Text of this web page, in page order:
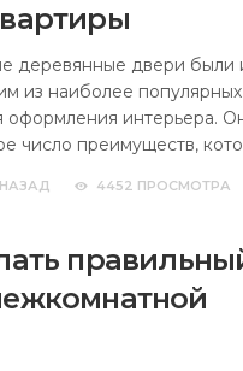
деревянные двери были
из наиболее популярных
оформления интерьера.
число преимуществ,
4452 ПРОСМОТРА